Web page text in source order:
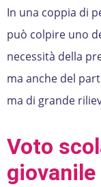
In una coppia di
può colpire uno
necessità della
ma anche del
ma di grande
Voto
giovanile